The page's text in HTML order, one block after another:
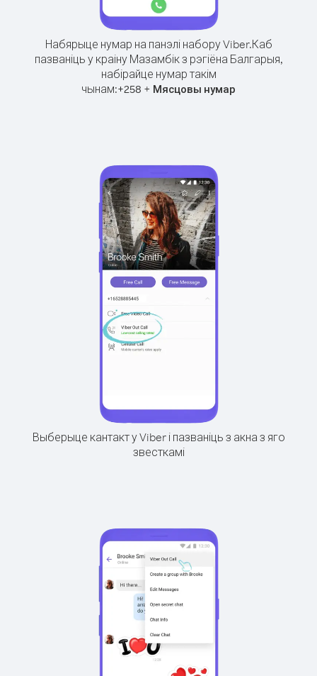
Набярыце нумар на панэлі набору Viber.Каб
пазваніць у краіну Мазамбік з рэгіёна Балгарыя,
набірайце нумар такім
чынам:+258 + Мясцовы нумар
Выберыце кантакт у Viber і пазваніць з акна з яго
звесткамі